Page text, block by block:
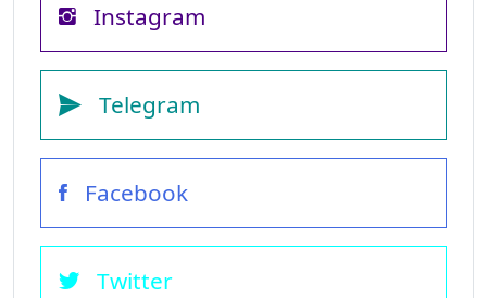
Instagram
Telegram
Facebook
Twitter